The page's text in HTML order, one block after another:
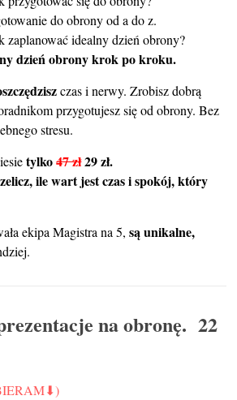
do obrony od a do z.
zaplanować idealny dzieńobrony?
dzień obrony krok po kroku.
czas i nerwy. Zrobisz dobrą
przygotujesz się od obrony. Bez
stresu.
tylko47 zł29 zł.
ile wart jest czas i spokój, który
ekipa Magistra na 5,są unikalne,
na obronę.22